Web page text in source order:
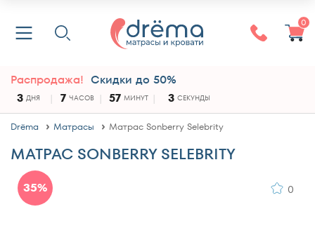
0
Распродажа! Скидки до 50%
3 ДНЯ 7 ЧАСОВ 57 МИНУТ 3 СЕКУНДЫ
Drёma Матрасы Матрас Sonberry Selebrity
МАТРАС SONBERRY SELEBRITY
35% 0